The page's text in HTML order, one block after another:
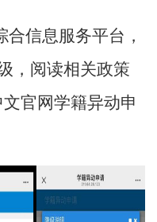
合信息服务平台，
，阅读相关政策
官网学籍异动申